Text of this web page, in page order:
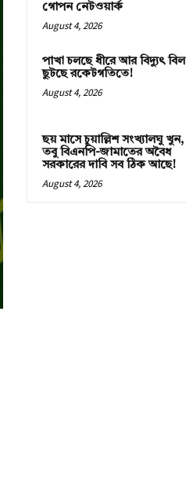
গোপন নেটওয়ার্ক
August 4, 2026
পাখা চলছে ধীরে আর বিদ্যুৎ বিল
ছুটছে রকেটগতিতে!
August 4, 2026
ছয় মাসে চুয়াল্লিশ সংখ্যালঘু খুন,
তবু বিএনপি-জামাতের অবৈধ
সরকারের দাবি সব ঠিক আছে!
August 4, 2026